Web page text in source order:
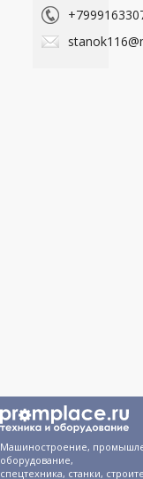
Машиностроение,
оборудование,
спецтехника, станки,